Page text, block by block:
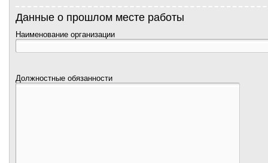
Данные о прошлом месте работы
Наименование организации
Должностные обязанности